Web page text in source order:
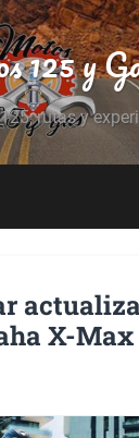
125 y
rutas y
X-Max